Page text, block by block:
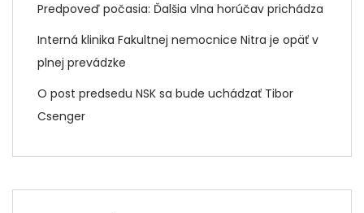
Predpoveď počasia: Ďalšia vlna horúčav prichádza
Interná klinika Fakultnej nemocnice Nitra je opäť v
plnej prevádzke
O post predsedu NSK sa bude uchádzať Tibor
Csenger